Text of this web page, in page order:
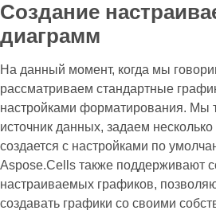
Создание
диаграмм
На данный момент, когда мы
рассматриваем стандартные
настройками форматирования. Мы
источник данных, задаем
создается с настройками по
Aspose.Cells также поддерживают
настраиваемых графиков,
создавать графики со своими